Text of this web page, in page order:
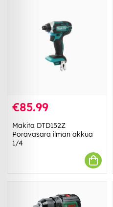
€85.99
Makita DTD152Z
Poravasara ilman akkua
1/4